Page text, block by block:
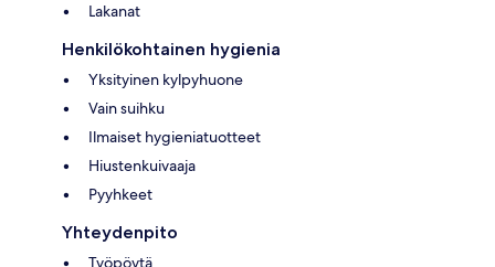
Lakanat
Henkilökohtainen hygienia
Yksityinen kylpyhuone
Vain suihku
Ilmaiset hygieniatuotteet
Hiustenkuivaaja
Pyyhkeet
Yhteydenpito
Työpöytä